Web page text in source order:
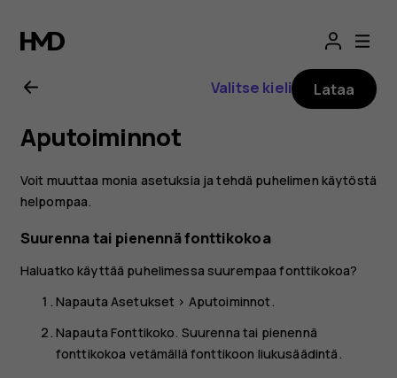
Nokia
8.1
käyttöopas
Valitse kieli Lataa
Aputoiminnot
Voit muuttaa monia asetuksia ja tehdä puhelimen käytöstä
helpompaa.
Suurenna tai pienennä fonttikokoa
Haluatko käyttää puhelimessa suurempaa fonttikokoa?
NapautaAsetukset > Aputoiminnot.
NapautaFonttikoko. Suurenna tai pienennä
fonttikokoa vetämällä fonttikoon liukusäädintä.